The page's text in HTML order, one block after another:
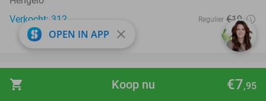
shopping_cart €7,95
Koop nu
Verkocht: 312
Regulier €19
€10,95
32%
favorite_border
2 heats e-karten (2x 10 min) of 1 heat e-karten
OPEN IN APP close